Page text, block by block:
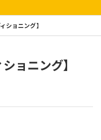
ショニング】
ョニング】